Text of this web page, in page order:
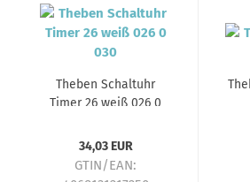
Theben Schaltuhr
Timer 26 weiß 026 0
34,03 EUR
GTIN/EAN: